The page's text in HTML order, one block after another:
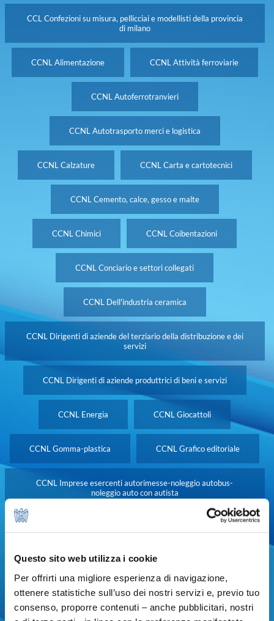
Questo sito web utilizza i cookie
Per offrirti una migliore esperienza di navigazione,
ottenere statistiche sull’uso dei nostri servizi e, previo tuo
consenso, proporre contenuti – anche pubblicitari, nostri
CCL Confezioni su misura, pellicciai e modellisti della provincia
di milano
CCNL Alimentazione CCNL Attività ferroviarie
CCNL Autoferrotranvieri
CCNL Autotrasporto merci e logistica
CCNL Calzature CCNL Carta e cartotecnici
CCNL Cemento, calce, gesso e malte
CCNL Chimici CCNL Coibentazioni
CCNL Conciario e settori collegati
CCNL Dell'industria ceramica
CCNL Dirigenti di aziende del terziario della distribuzione e dei
servizi
CCNL Dirigenti di aziende produttrici di beni e servizi
CCNL Energia CCNL Giocattoli
CCNL Gomma-plastica CCNL Grafico editoriale
CCNL Imprese esercenti autorimesse-noleggio autobus-
noleggio auto con autista
CCNL Industrie varie
CCNL Infrastrutture e altro (autostrade)